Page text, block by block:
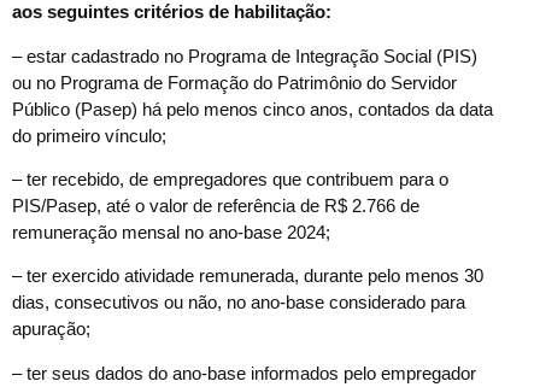
aos seguintes critérios de habilitação:
– estar cadastrado no Programa de Integração Social (PIS)
ou no Programa de Formação do Patrimônio do Servidor
Público (Pasep) há pelo menos cinco anos, contados da data
do primeiro vínculo;
– ter recebido, de empregadores que contribuem para o
PIS/Pasep, até o valor de referência de R$ 2.766 de
remuneração mensal no ano-base 2024;
– ter exercido atividade remunerada, durante pelo menos 30
dias, consecutivos ou não, no ano-base considerado para
apuração;
– ter seus dados do ano-base informados pelo empregador